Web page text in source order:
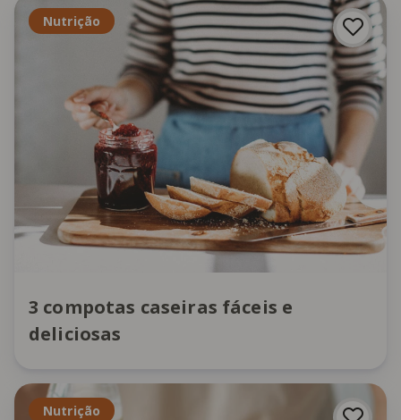
Nutrição
3 compotas caseiras fáceis e
deliciosas
Nutrição